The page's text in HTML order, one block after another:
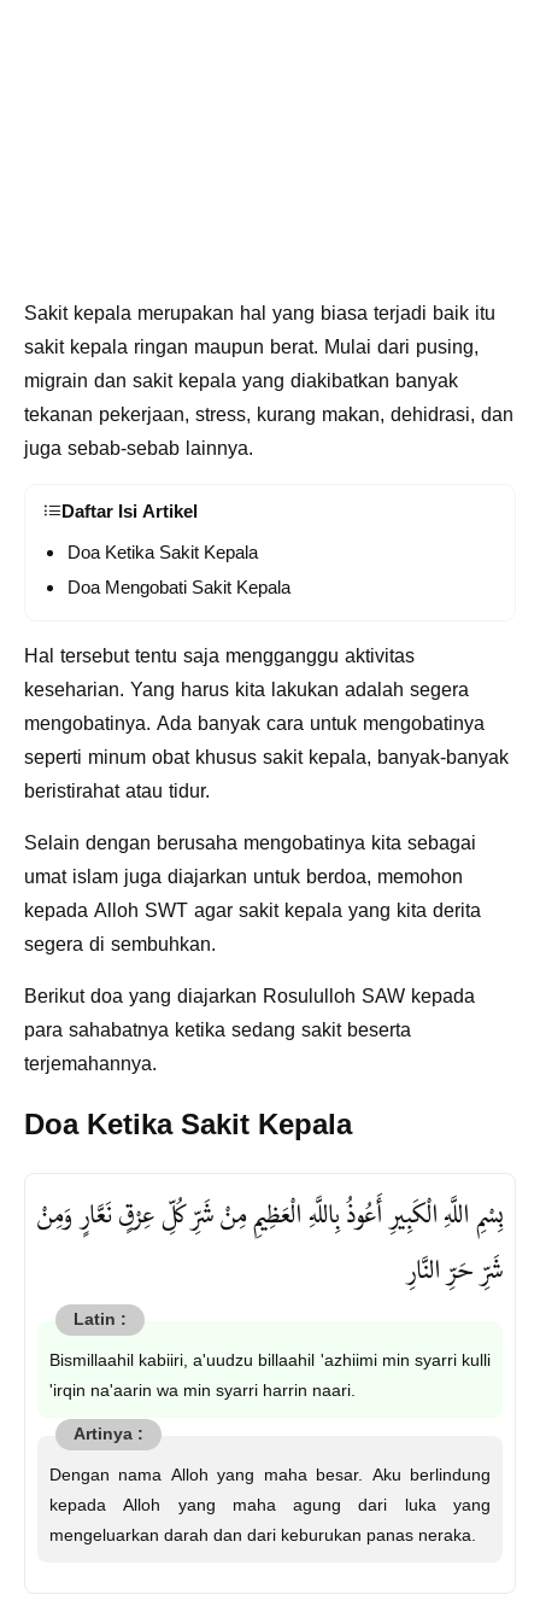
Sakit kepala merupakan hal yang biasa terjadi baik itu
sakit kepala ringan maupun berat. Mulai dari pusing,
migrain dan sakit kepala yang diakibatkan banyak
tekanan pekerjaan, stress, kurang makan, dehidrasi, dan
juga sebab-sebab lainnya.
Daftar Isi Artikel
Doa Ketika Sakit Kepala
Doa Mengobati Sakit Kepala
Hal tersebut tentu saja mengganggu aktivitas
keseharian. Yang harus kita lakukan adalah segera
mengobatinya. Ada banyak cara untuk mengobatinya
seperti minum obat khusus sakit kepala, banyak-banyak
beristirahat atau tidur.
Selain dengan berusaha mengobatinya kita sebagai
umat islam juga diajarkan untuk berdoa, memohon
kepada Alloh SWT agar sakit kepala yang kita derita
segera di sembuhkan.
Berikut doa yang diajarkan Rosululloh SAW kepada
para sahabatnya ketika sedang sakit beserta
terjemahannya.
Doa Ketika Sakit Kepala
بِسْمِ اللَّهِ الْكَبِيرِ أَعُوذُ بِاللَّهِ الْعَظِيمِ مِنْ شَرِّ كُلِّ عِرْقٍ نَعَّارٍ وَمِنْ
شَرِّ حَرِّ النَّارِ
Bismillaahil kabiiri, a'uudzu billaahil 'azhiimi min syarri kulli
'irqin na'aarin wa min syarri harrin naari.
Dengan nama Alloh yang maha besar. Aku berlindung
kepada Alloh yang maha agung dari luka yang
mengeluarkan darah dan dari keburukan panas neraka.